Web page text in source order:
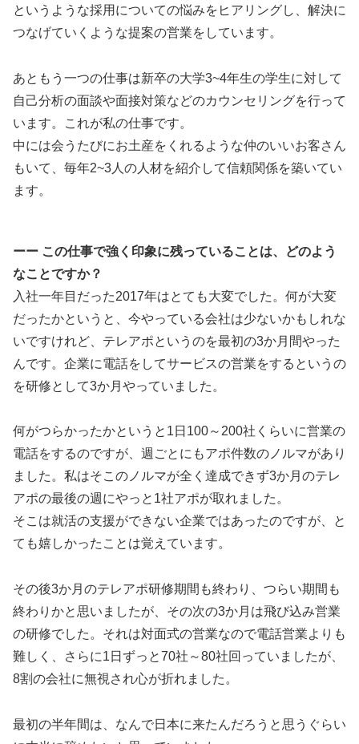
というような採用についての悩みをヒアリングし、解決に
つなげていくような提案の営業をしています。
あともう一つの仕事は新卒の大学3~4年生の学生に対して
自己分析の面談や面接対策などのカウンセリングを行って
います。これが私の仕事です。
中には会うたびにお土産をくれるような仲のいいお客さん
もいて、毎年2~3人の人材を紹介して信頼関係を築いてい
ます。
ーー この仕事で強く印象に残っていることは、どのよう
なことですか？
入社一年目だった2017年はとても大変でした。何が大変
だったかというと、今やっている会社は少ないかもしれな
いですけれど、テレアポというのを最初の3か月間やった
んです。企業に電話をしてサービスの営業をするというの
を研修として3か月やっていました。
何がつらかったかというと1日100～200社くらいに営業の
電話をするのですが、週ごとにもアポ件数のノルマがあり
ました。私はそこのノルマが全く達成できず3か月のテレ
アポの最後の週にやっと1社アポが取れました。
そこは就活の支援ができない企業ではあったのですが、と
ても嬉しかったことは覚えています。
その後3か月のテレアポ研修期間も終わり、つらい期間も
終わりかと思いましたが、その次の3か月は飛び込み営業
の研修でした。それは対面式の営業なので電話営業よりも
難しく、さらに1日ずっと70社～80社回っていましたが、
8割の会社に無視され心が折れました。
最初の半年間は、なんで日本に来たんだろうと思うぐらい